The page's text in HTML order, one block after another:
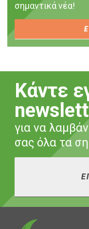
σημαντικά νέα!
Κάντε
για να
σας όλα τα